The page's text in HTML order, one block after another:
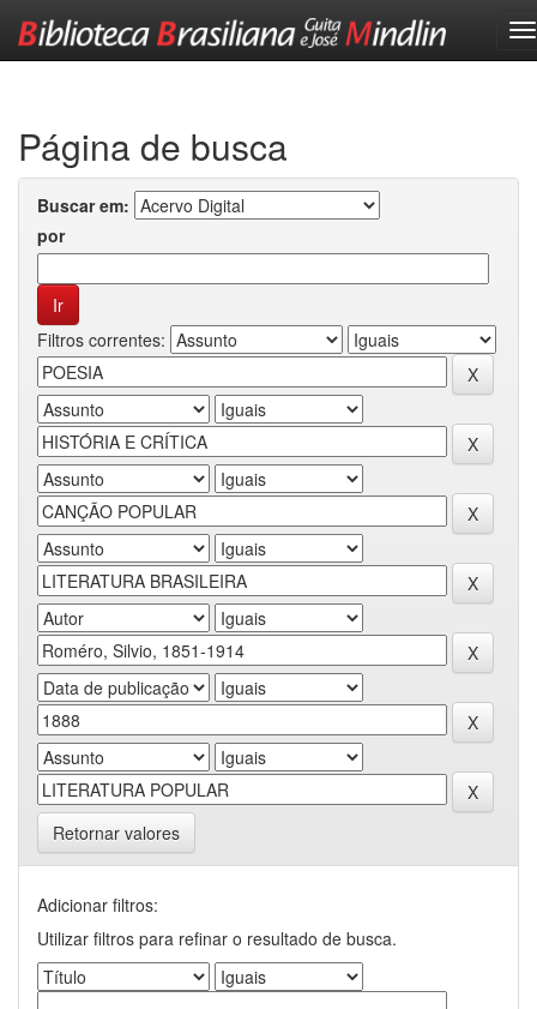
Página de busca
Buscar em:
por
Filtros correntes:
Retornar valores
Adicionar filtros:
Utilizar filtros para refinar o resultado de busca.